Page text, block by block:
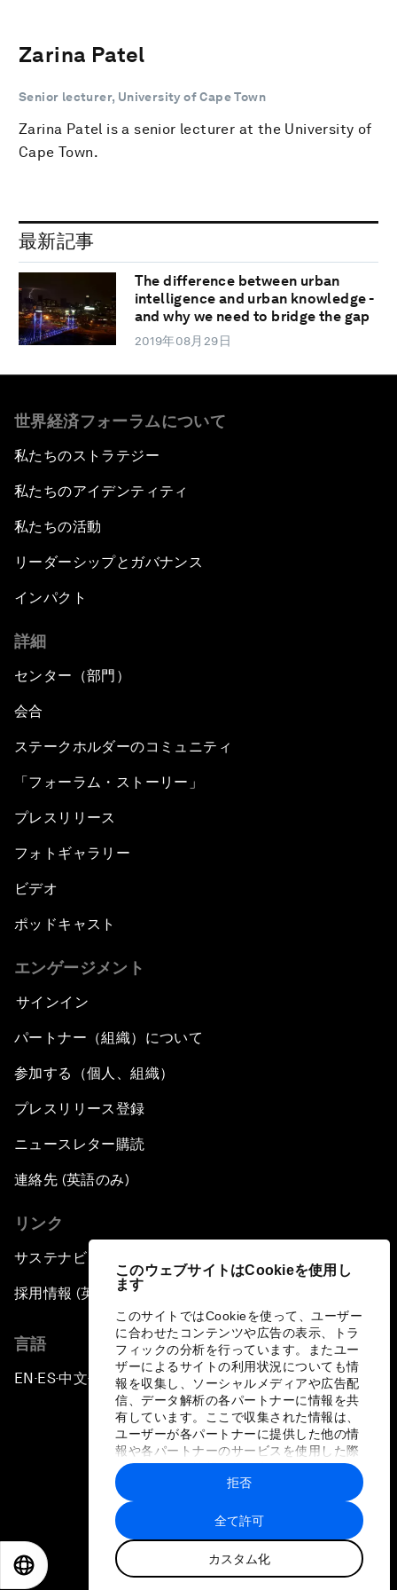
このウェブサイトはCookieを使用し
ます
このサイトではCookieを使って、ユーザー
に合わせたコンテンツや広告の表示、トラ
フィックの分析を行っています。またユー
ザーによるサイトの利用状況についても情
報を収集し、ソーシャルメディアや広告配
信、データ解析の各パートナーに情報を共
有しています。ここで収集された情報は、
ユーザーが各パートナーに提供した他の情
報や各パートナーのサービスを使用した際
に収集された情報と組み合わされ、各パー
トナーによって使用されることがありま
す。
全て許可
カスタム化
拒否
Zarina Patel
Senior lecturer, University of Cape Town
Zarina Patel is a senior lecturer at the University of
Cape Town.
最新記事
The difference between urban
intelligence and urban knowledge -
and why we need to bridge the gap
2019年08月29日
世界経済フォーラムについて
私たちのストラテジー
私たちのアイデンティティ
私たちの活動
リーダーシップとガバナンス
インパクト
詳細
センター（部門）
会合
ステークホルダーのコミュニティ
「フォーラム・ストーリー」
プレスリリース
フォトギャラリー
ビデオ
ポッドキャスト
エンゲージメント
サインイン
パートナー（組織）について
参加する（個人、組織）
プレスリリース登録
ニュースレター購読
連絡先 (英語のみ)
リンク
サステナビリティへの取り組み
採用情報 (英語のみ)
言語
EN ▪ ES▪中文▪ 日本語
プライバシーポリシーと利用規約
サイトマップ
©
世界経済フォーラム